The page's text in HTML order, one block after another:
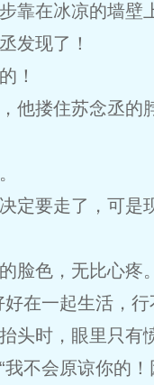
靠在冰凉的墙壁
发现了！
！
他搂住苏念丞的
定要走了，可是
脸色，无比心疼。
在一起生活，行
头时，眼里只有
不会原谅你的